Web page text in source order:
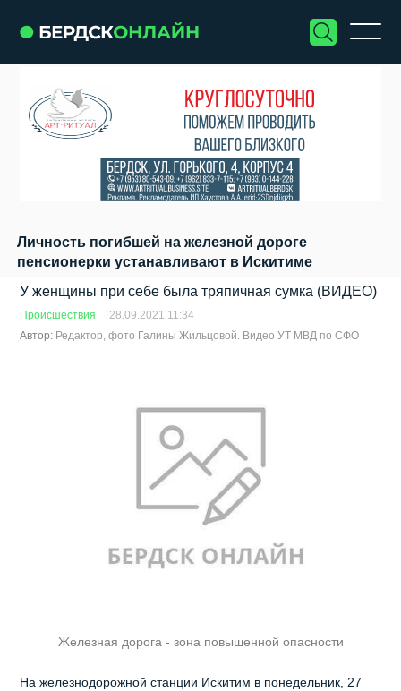
Личность погибшей на железной дороге
пенсионерки устанавливают в Искитиме
У женщины при себе была тряпичная сумка (ВИДЕО)
Происшествия
28.09.2021 11:34
Автор: Редактор, фото Галины Жильцовой. Видео УТ МВД по СФО
Железная дорога - зона повышенной опасности
На железнодорожной станции Искитим в понедельник, 27